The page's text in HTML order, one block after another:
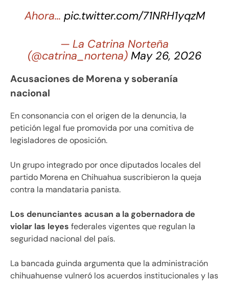
Ahora… pic.twitter.com/71NRH1yqzM
— La Catrina Norteña
(@catrina_nortena) May 26, 2026
Acusaciones de Morena y soberanía
nacional
En consonancia con el origen de la denuncia, la
petición legal fue promovida por una comitiva de
legisladores de oposición.
Un grupo integrado por once diputados locales del
partido Morena en Chihuahua suscribieron la queja
contra la mandataria panista.
Los denunciantes acusan a la gobernadora de
violar las leyes federales vigentes que regulan la
seguridad nacional del país.
La bancada guinda argumenta que la administración
chihuahuense vulneró los acuerdos institucionales y las